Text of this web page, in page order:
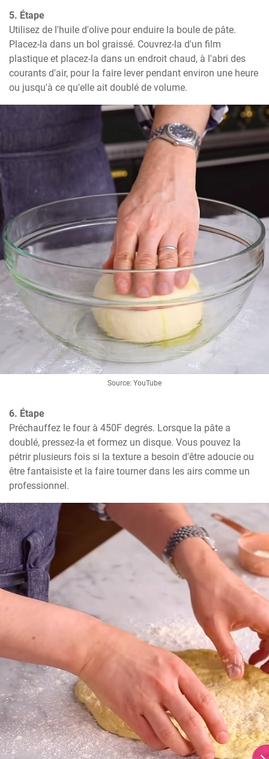
5. Étape
Utilisez de l'huile d'olive pour enduire la boule de pâte.
Placez-la dans un bol graissé. Couvrez-la d'un film
plastique et placez-la dans un endroit chaud, à l'abri des
courants d'air, pour la faire lever pendant environ une heure
ou jusqu'à ce qu'elle ait doublé de volume.
Source: YouTube
6. Étape
Préchauffez le four à 450F degrés. Lorsque la pâte a
doublé, pressez-la et formez un disque. Vous pouvez la
pétrir plusieurs fois si la texture a besoin d'être adoucie ou
être fantaisiste et la faire tourner dans les airs comme un
professionnel.